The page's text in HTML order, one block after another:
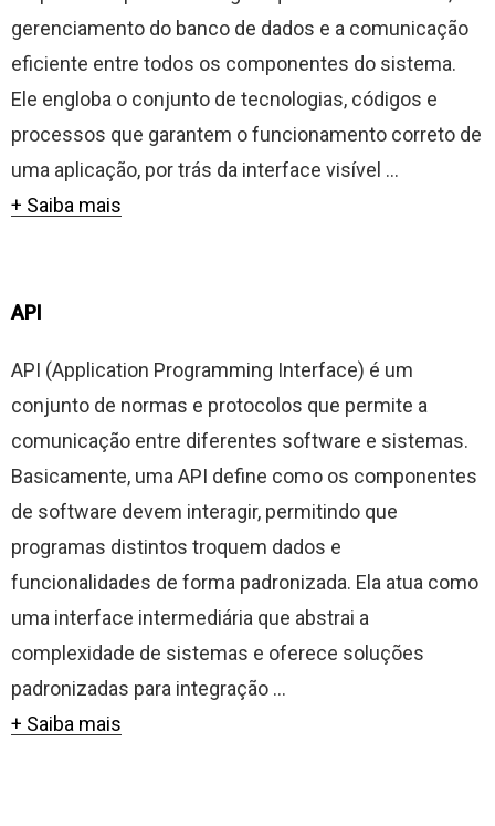
gerenciamento do banco de dados e a comunicação
eficiente entre todos os componentes do sistema.
Ele engloba o conjunto de tecnologias, códigos e
processos que garantem o funcionamento correto de
uma aplicação, por trás da interface visível ...
+ Saiba mais
API
API (Application Programming Interface) é um
conjunto de normas e protocolos que permite a
comunicação entre diferentes software e sistemas.
Basicamente, uma API define como os componentes
de software devem interagir, permitindo que
programas distintos troquem dados e
funcionalidades de forma padronizada. Ela atua como
uma interface intermediária que abstrai a
complexidade de sistemas e oferece soluções
padronizadas para integração ...
+ Saiba mais